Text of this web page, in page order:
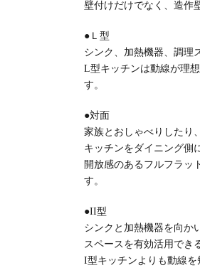
壁付けだけでなく、造作
●Ｌ型
シンク、加熱機器、調理
L型キッチンは動線が理
す。
●対面
家族とおしゃべりしたり
キッチンをダイニング側
開放感のあるフルフラッ
す。
●II型
シンクと加熱機器を向か
スペースを有効活用でき
I型キッチンよりも動線